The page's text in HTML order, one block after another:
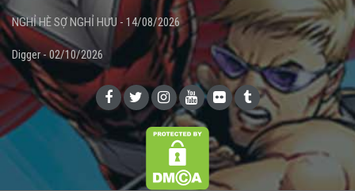
NGHỈ HÈ SỢ NGHỈ HƯU - 14/08/2026
Digger - 02/10/2026